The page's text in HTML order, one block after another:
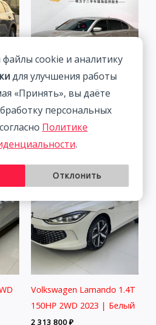
BMW 320Li 2.0T 156HP
Volkswagen Lamando 1.4T
150HP 2WD 2023 | Белый
2 313 800₽
cookie и аналитику
для улучшения работы
«Принять», вы даёте
персональных
Политике
.
Отклонить